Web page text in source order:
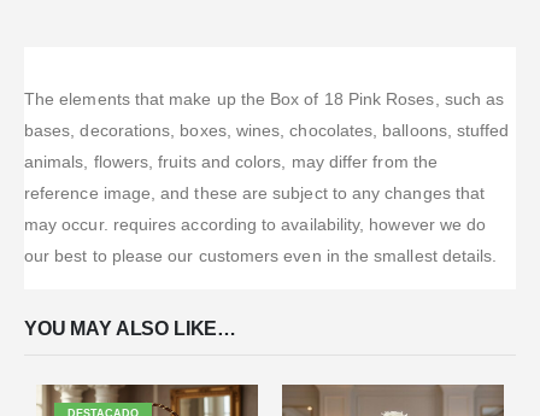
The elements that make up the Box of 18 Pink Roses, such as
bases, decorations, boxes, wines, chocolates, balloons, stuffed
animals, flowers, fruits and colors, may differ from the
reference image, and these are subject to any changes that
may occur. requires according to availability, however we do
our best to please our customers even in the smallest details.
YOU MAY ALSO LIKE…